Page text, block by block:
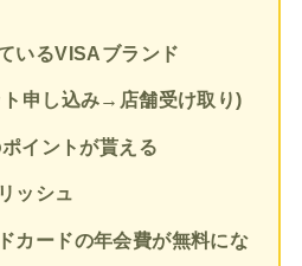
いるVISAブランド
ト申し込み→店舗受け取り)
イントが貰える
ッシュ
カードの年会費が無料にな